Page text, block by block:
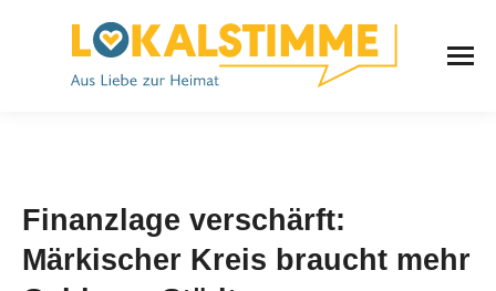
Finanzlage verschärft:
Märkischer Kreis braucht mehr